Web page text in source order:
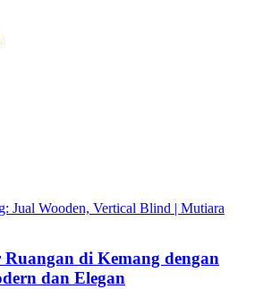
di Kemang dengan
dan Elegan